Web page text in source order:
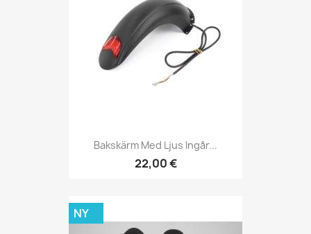
Bakskärm Med Ljus Ingår...
22,00 €
NY